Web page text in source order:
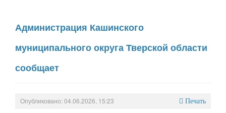
Администрация Кашинского
муниципального округа Тверской области
сообщает
Опубликовано: 04.06.2026, 15:23 Печать